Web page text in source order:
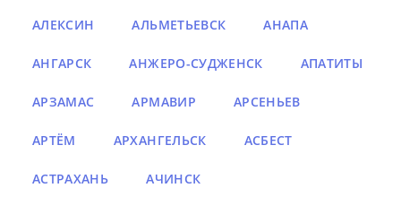
АЛЕКСИН АЛЬМЕТЬЕВСК АНАПА
АНГАРСК АНЖЕРО-СУДЖЕНСК АПАТИТЫ
АРЗАМАС АРМАВИР АРСЕНЬЕВ
АРТЁМ АРХАНГЕЛЬСК АСБЕСТ
АСТРАХАНЬ АЧИНСК